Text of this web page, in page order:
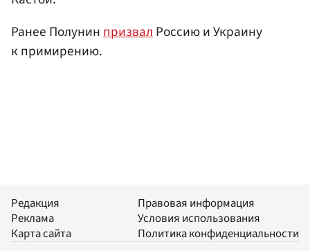
Ранее ПолунинпризвалРоссию и Украину
к примирению.
Редакция
Реклама
Карта сайта
Правовая информация
Условия использования
Политика конфиденциальности